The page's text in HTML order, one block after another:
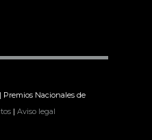
Premios Nacionales de
| Aviso legal